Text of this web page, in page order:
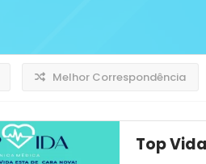
Melhor Correspondência
Top